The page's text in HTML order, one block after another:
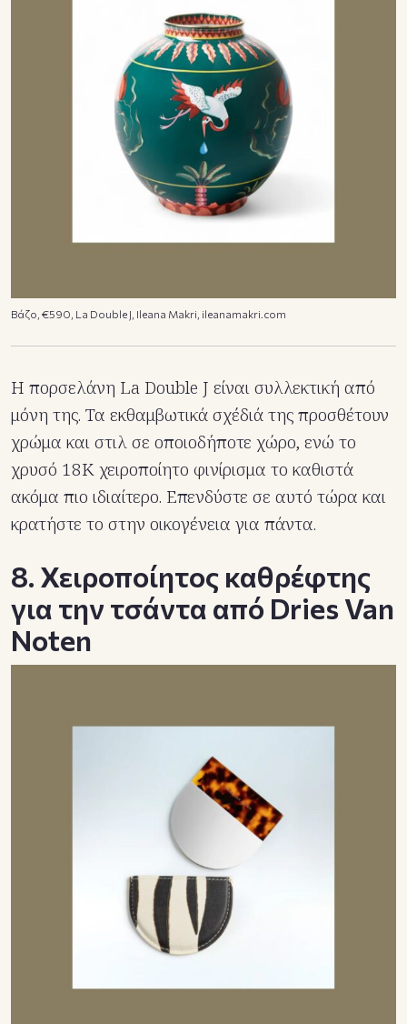
Βάζο, €590, La Double J, Ileana Makri, ileanamakri.com
Η πορσελάνη La Double J είναι συλλεκτική από
μόνη της. Τα εκθαμβωτικά σχέδιά της προσθέτουν
χρώμα και στιλ σε οποιοδήποτε χώρο, ενώ το
χρυσό 18Κ χειροποίητο φινίρισμα το καθιστά
ακόμα πιο ιδιαίτερο. Επενδύστε σε αυτό τώρα και
κρατήστε το στην οικογένεια για πάντα.
8. Χειροποίητος καθρέφτης
για την τσάντα από Dries Van
Noten